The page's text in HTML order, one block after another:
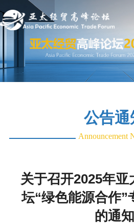
to
公告通
Announcement
关于召开2025年
坛“绿色能源合作”
的通知